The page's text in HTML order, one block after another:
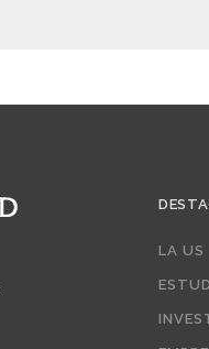
LA US